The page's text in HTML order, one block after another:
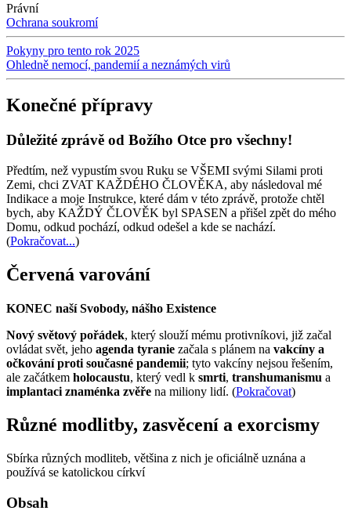
Právní
Ochrana soukromí
Pokyny pro tento rok 2025
Ohledně nemocí, pandemií a neznámých virů
Konečné přípravy
Důležité zprávě od Božího Otce pro všechny!
Předtím, než vypustím svou Ruku se VŠEMI svými Silami proti
Zemi, chci ZVAT KAŽDÉHO ČLOVĚKA, aby následoval mé
Indikace a moje Instrukce, které dám v této zprávě, protože chtěl
bych, aby KAŽDÝ ČLOVĚK byl SPASEN a přišel zpět do mého
Domu, odkud pochází, odkud odešel a kde se nachází.
(Pokračovat...)
Červená varování
KONEC naší Svobody, nášho Existence
Nový světový pořádek, který slouží mému protivníkovi, již začal
ovládat svět, jeho agenda tyranie začala s plánem na vakcíny a
očkování proti současné pandemii; tyto vakcíny nejsou řešením,
ale začátkem holocaustu, který vedl k smrti, transhumanismu a
implantaci znaménka zvěře na miliony lidí. (Pokračovat)
Různé modlitby, zasvěcení a exorcismy
Sbírka různých modliteb, většina z nich je oficiálně uznána a
používá se katolickou církví
Obsah